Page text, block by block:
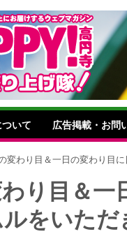
いて 広告掲載・お問
変わり目＆一日の変わり目
り目＆一
をいた